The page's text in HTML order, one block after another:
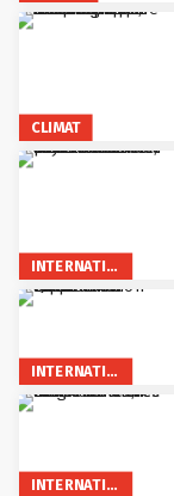
CLIMAT
INTERNATIONAL
INTERNATIONAL
INTERNATIONAL